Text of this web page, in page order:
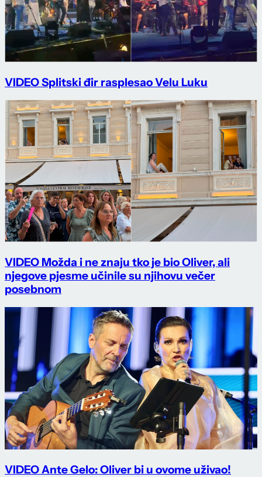
VIDEO Splitski đir rasplesao Velu Luku
VIDEO Možda i ne znaju tko je bio Oliver, ali
njegove pjesme učinile su njihovu večer
posebnom
VIDEO Ante Gelo: Oliver bi u ovome uživao!